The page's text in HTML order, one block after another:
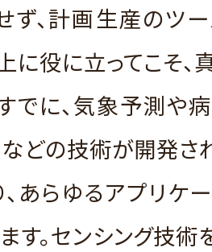
ず、計画生産のツ
に役に立ってこそ、
でに、気象予測や
どの技術が開発さ
あらゆるアプリケ
す。センシング技術